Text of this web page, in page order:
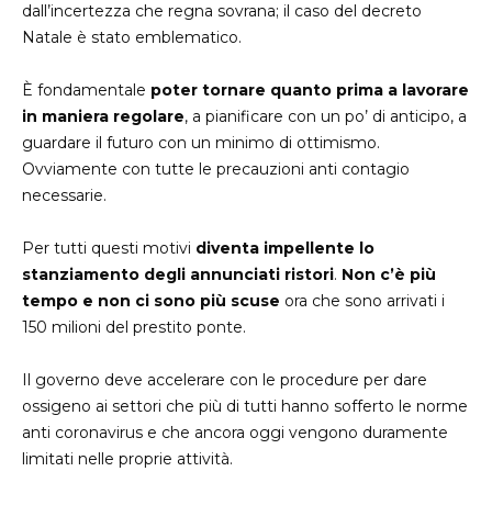
dall’incertezza che regna sovrana; il caso del decreto
Natale è stato emblematico.
È fondamentale poter tornare quanto prima a lavorare
in maniera regolare, a pianificare con un po’ di anticipo, a
guardare il futuro con un minimo di ottimismo.
Ovviamente con tutte le precauzioni anti contagio
necessarie.
Per tutti questi motivi diventa impellente lo
stanziamento degli annunciati ristori. Non c’è più
tempo e non ci sono più scuse ora che sono arrivati i
150 milioni del prestito ponte.
Il governo deve accelerare con le procedure per dare
ossigeno ai settori che più di tutti hanno sofferto le norme
anti coronavirus e che ancora oggi vengono duramente
limitati nelle proprie attività.